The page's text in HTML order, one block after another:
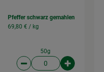
Pfeffer schwarz gemahlen
69,80 € / kg
50g
Artikelanzahl